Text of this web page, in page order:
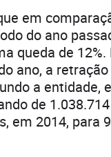
em
do ano
queda de 12%.
ano, a
a entidade,
de 1.038.714
em 2014, para